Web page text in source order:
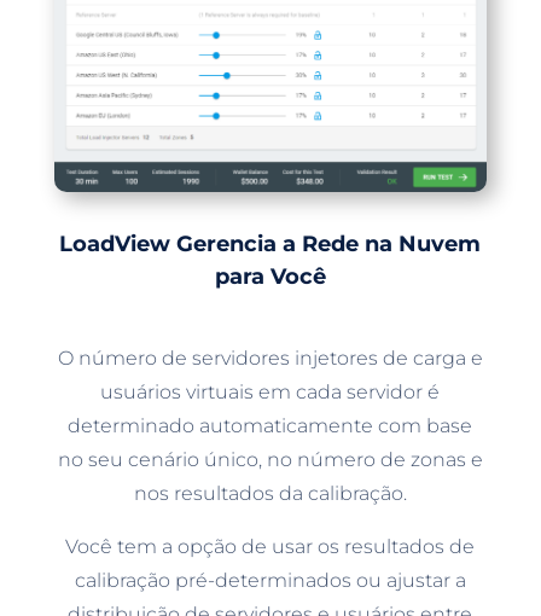
LoadView Gerencia a Rede na Nuvem
para Você
O número de servidores injetores de carga e
usuários virtuais em cada servidor é
determinado automaticamente com base
no seu cenário único, no número de zonas e
nos resultados da calibração.
Você tem a opção de usar os resultados de
calibração pré-determinados ou ajustar a